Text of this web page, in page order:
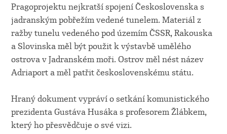
Pragoprojektu nejkratší spojení Československa s
jadranským pobřežím vedené tunelem. Materiál z
ražby tunelu vedeného pod územím ČSSR, Rakouska
a Slovinska měl být použit k výstavbě umělého
ostrova v Jadranském moři. Ostrov měl nést název
Adriaport a měl patřit československému státu.
Hraný dokument vypráví o setkání komunistického
prezidenta Gustáva Husáka s profesorem Žlábkem,
který ho přesvědčuje o své vizi.